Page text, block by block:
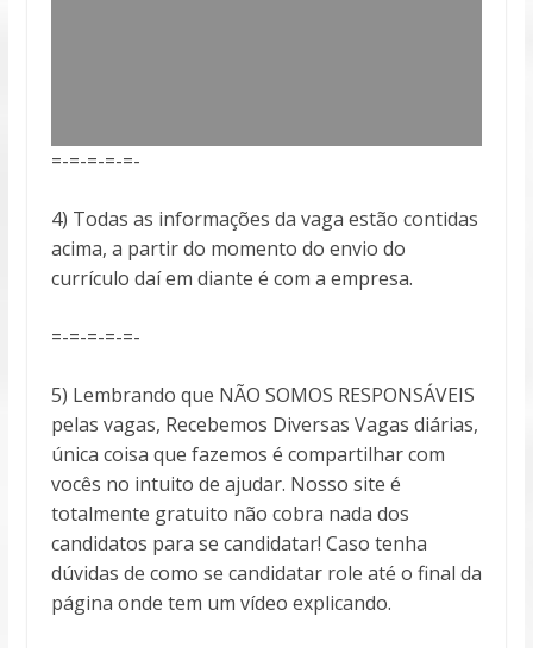
=-=-=-=-=-
4) Todas as informações da vaga estão contidas
acima, a partir do momento do envio do
currículo daí em diante é com a empresa.
=-=-=-=-=-
5) Lembrando que NÃO SOMOS RESPONSÁVEIS
pelas vagas, Recebemos Diversas Vagas diárias,
única coisa que fazemos é compartilhar com
vocês no intuito de ajudar. Nosso site é
totalmente gratuito não cobra nada dos
candidatos para se candidatar! Caso tenha
dúvidas de como se candidatar role até o final da
página onde tem um vídeo explicando.